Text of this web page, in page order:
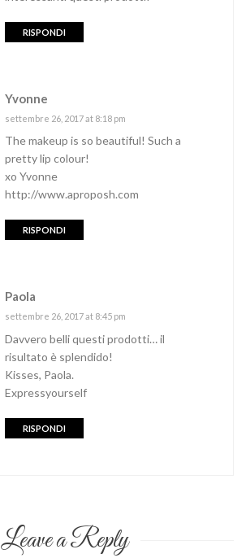
RISPONDI
Yvonne
settembre 26, 2017 at 8:18 pm
The makeup is so beautiful! Such a
pretty lip colour!
xo Yvonne
http://www.aproposh.com
RISPONDI
Paola
settembre 26, 2017 at 8:45 pm
Davvero belli questi prodotti… il
risultato è splendido!
Kisses, Paola.
Expressyourself
RISPONDI
Leave a Reply